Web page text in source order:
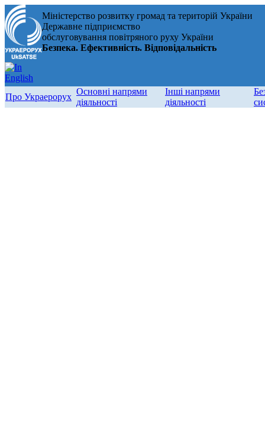
Міністерство розвитку громад та територій України
Державне підприємство
обслуговування повітряного руху України
Безпека. Ефективність. Відповідальність
Про Украерорух
Основні напрями
діяльності
Інші напрями
діяльності